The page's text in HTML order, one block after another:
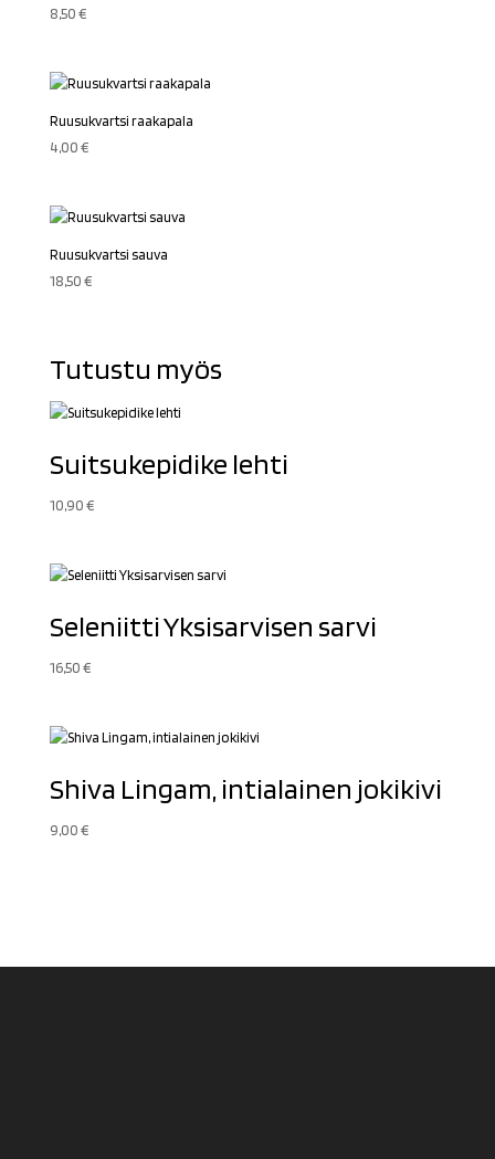
8,50€
Ruusukvartsi raakapala
4,00€
Ruusukvartsi sauva
18,50€
Tutustu myös
Suitsukepidike lehti
10,90€
Seleniitti Yksisarvisen sarvi
16,50€
Shiva Lingam, intialainen jokikivi
9,00€